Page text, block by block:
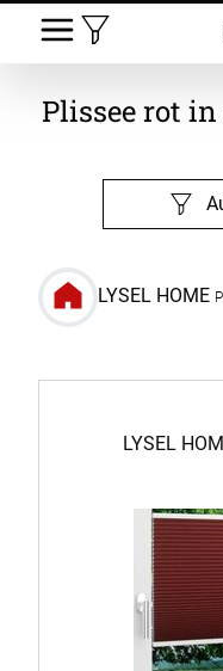
Plissee rot
LYSEL HOME
LYSEL